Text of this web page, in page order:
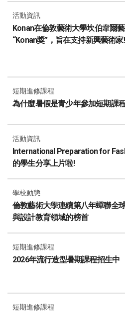
活動資訊
Konan在倫敦藝術大學坎伯韋爾
“Konan獎”，旨在支持新興藝術家!
短期進修課程
為什麼暑假是青少年參加短期課
活動資訊
International Preparation for
的學生分享上片啦!
學校動態
倫敦藝術大學連續第八年蟬聯全
與設計教育領域的榜首
短期進修課程
2026年流行造型暑期課程招生中
短期進修課程